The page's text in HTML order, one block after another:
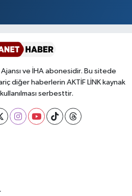
ve İHA abonesidir. Bu sitede
diğer haberlerin AKTİF LİNK kaynak
serbesttir.